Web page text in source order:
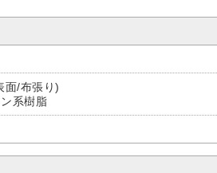
面/布張り)
系樹脂